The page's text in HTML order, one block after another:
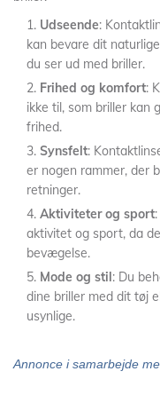
Udseende:
kan bevare dit
du ser ud med briller.
Frihed og komfort:
ikke til, som briller kan
frihed.
Synsfelt:
er nogen rammer, der
retninger.
Aktiviteter og sport
aktivitet og sport, da
bevægelse.
Mode og stil: Du
dine briller med dit tøj
usynlige.
Annonce i samarbejde